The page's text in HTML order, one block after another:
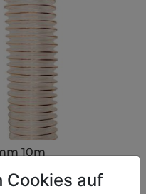
10m
Cookies auf